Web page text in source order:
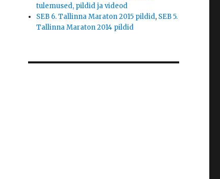
tulemused, pildid ja videod
SEB 6. Tallinna Maraton 2015 pildid, SEB 5.
Tallinna Maraton 2014 pildid